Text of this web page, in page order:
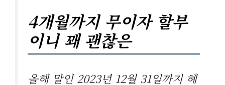
4개월까지 무이자 할부
이니 꽤 괜찮은
올해 말인 2023년 12월 31일까지 혜